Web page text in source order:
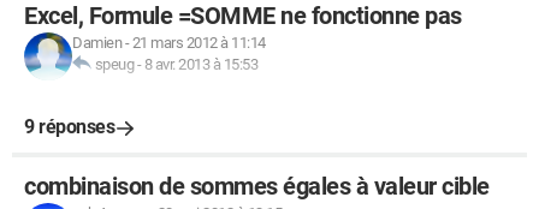
Excel, Formule =SOMME ne fonctionne pas
Damien-21 mars 2012 à 11:14
speug- 8 avr. 2013 à 15:53
9 réponses
combinaison de sommes égales à valeur cible